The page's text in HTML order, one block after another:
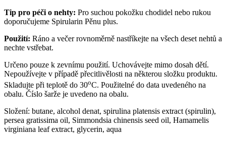
Tip pro péči o nehty: Pro suchou pokožku chodidel nebo rukou
doporučujeme Spirularin Pěnu plus.
Použití: Ráno a večer rovnoměrně nastříkejte na všech deset nehtů a
nechte vstřebat.
Určeno pouze k zevnímu použití. Uchovávejte mimo dosah dětí.
Nepoužívejte v případě přecitlivělosti na některou složku produktu.
Skladujte při teplotě do 30oC. Použitelné do data uvedeného na
obalu. Číslo šarže je uvedeno na obalu.
Složení: butane, alcohol denat, spirulina platensis extract (spirulin),
persea gratissima oil, Simmondsia chinensis seed oil, Hamamelis
virginiana leaf extract, glycerin, aqua